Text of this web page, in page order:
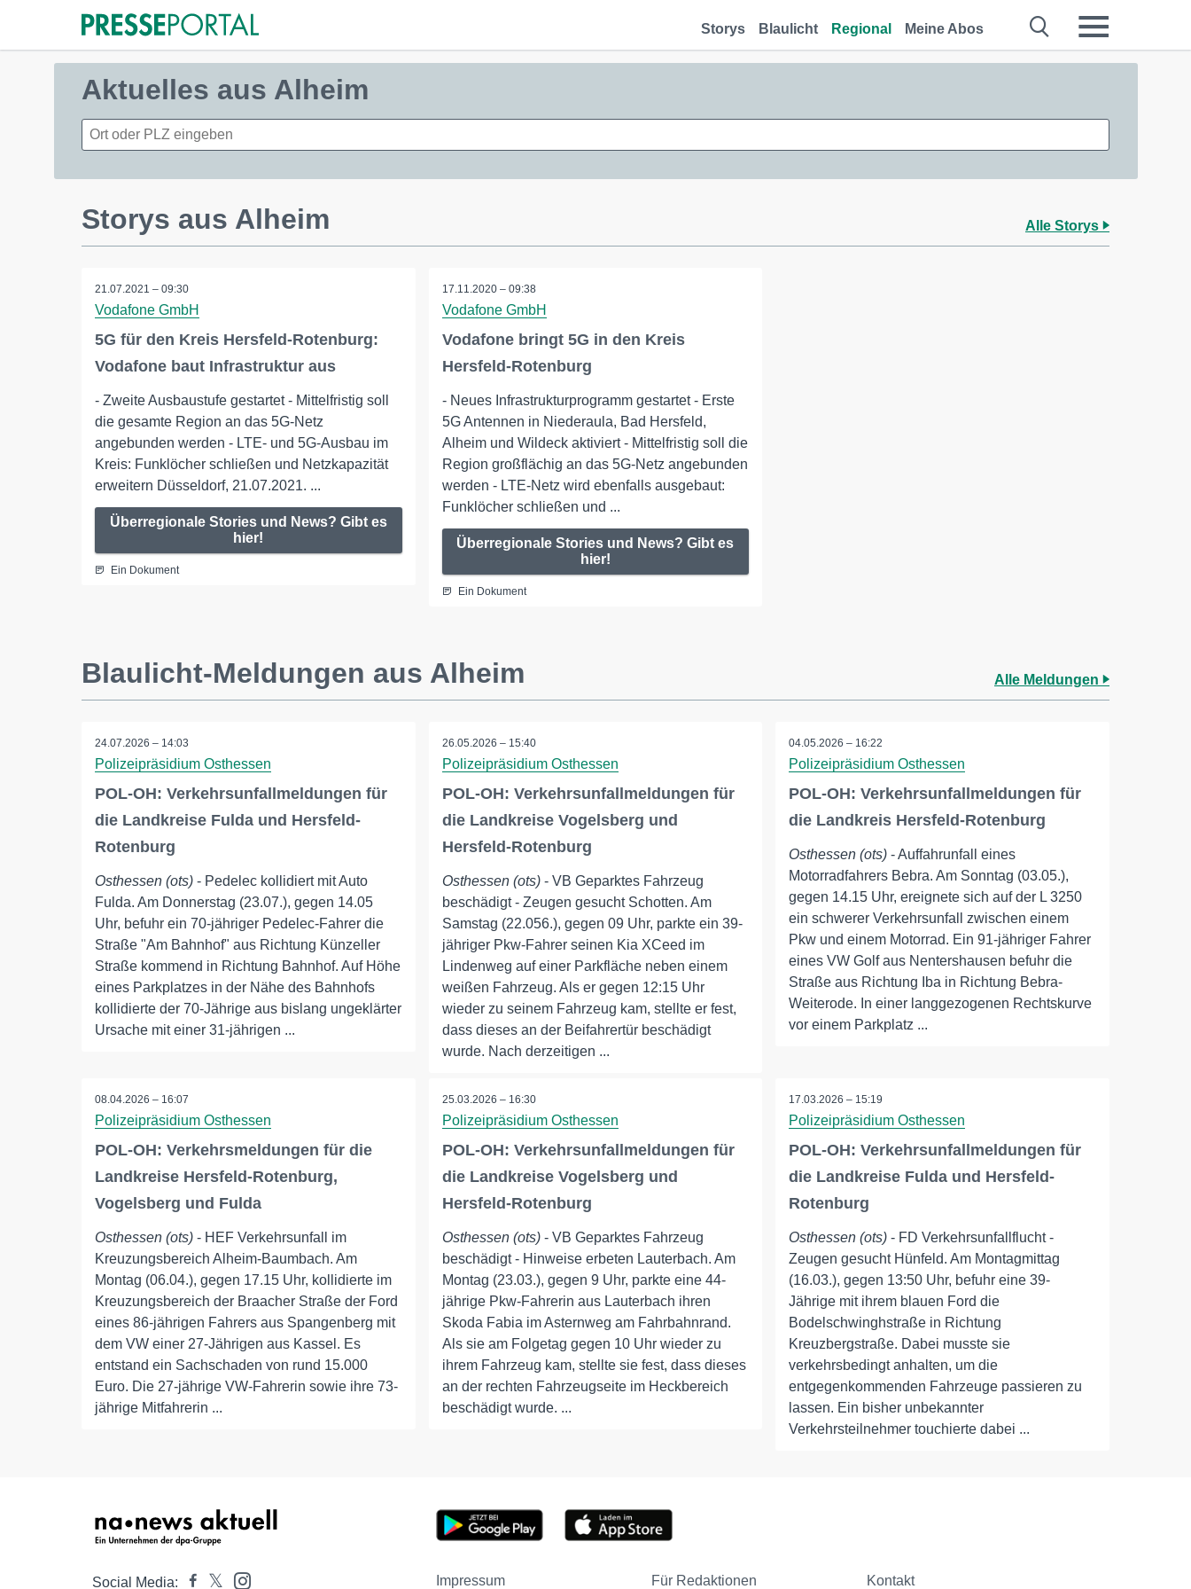
Storys Blaulicht Regional Meine Abos
Aktuelles aus Alheim
Storys aus Alheim Alle Storys
21.07.2021 – 09:30
Vodafone GmbH
5G für den Kreis Hersfeld-Rotenburg:
Vodafone baut Infrastruktur aus
- Zweite Ausbaustufe gestartet - Mittelfristig soll
die gesamte Region an das 5G-Netz
angebunden werden - LTE- und 5G-Ausbau im
Kreis: Funklöcher schließen und Netzkapazität
erweitern Düsseldorf, 21.07.2021. ...
Überregionale Stories und News? Gibt es
hier!
Ein Dokument
17.11.2020 – 09:38
Vodafone GmbH
Vodafone bringt 5G in den Kreis
Hersfeld-Rotenburg
- Neues Infrastrukturprogramm gestartet - Erste
5G Antennen in Niederaula, Bad Hersfeld,
Alheim und Wildeck aktiviert - Mittelfristig soll die
Region großflächig an das 5G-Netz angebunden
werden - LTE-Netz wird ebenfalls ausgebaut:
Funklöcher schließen und ...
Überregionale Stories und News? Gibt es
hier!
Ein Dokument
Blaulicht-Meldungen aus Alheim Alle Meldungen
24.07.2026 – 14:03
Polizeipräsidium Osthessen
POL-OH: Verkehrsunfallmeldungen für
die Landkreise Fulda und Hersfeld-
Rotenburg
Osthessen (ots) - Pedelec kollidiert mit Auto
Fulda. Am Donnerstag (23.07.), gegen 14.05
Uhr, befuhr ein 70-jähriger Pedelec-Fahrer die
Straße "Am Bahnhof" aus Richtung Künzeller
Straße kommend in Richtung Bahnhof. Auf Höhe
eines Parkplatzes in der Nähe des Bahnhofs
kollidierte der 70-Jährige aus bislang ungeklärter
Ursache mit einer 31-jährigen ...
26.05.2026 – 15:40
Polizeipräsidium Osthessen
POL-OH: Verkehrsunfallmeldungen für
die Landkreise Vogelsberg und
Hersfeld-Rotenburg
Osthessen (ots)- VB Geparktes Fahrzeug
beschädigt - Zeugen gesucht Schotten. Am
Samstag (22.056.), gegen 09 Uhr, parkte ein 39-
jähriger Pkw-Fahrer seinen Kia XCeed im
Lindenweg auf einer Parkfläche neben einem
weißen Fahrzeug. Als er gegen 12:15 Uhr
wieder zu seinem Fahrzeug kam, stellte er fest,
dass dieses an der Beifahrertür beschädigt
wurde. Nach derzeitigen ...
04.05.2026 – 16:22
Polizeipräsidium Osthessen
POL-OH: Verkehrsunfallmeldungen für
die Landkreis Hersfeld-Rotenburg
Osthessen (ots) - Auffahrunfall eines
Motorradfahrers Bebra. Am Sonntag (03.05.),
gegen 14.15 Uhr, ereignete sich auf der L 3250
ein schwerer Verkehrsunfall zwischen einem
Pkw und einem Motorrad. Ein 91-jähriger Fahrer
eines VW Golf aus Nentershausen befuhr die
Straße aus Richtung Iba in Richtung Bebra-
Weiterode. In einer langgezogenen Rechtskurve
vor einem Parkplatz ...
08.04.2026 – 16:07
Polizeipräsidium Osthessen
POL-OH: Verkehrsmeldungen für die
Landkreise Hersfeld-Rotenburg,
Vogelsberg und Fulda
Osthessen (ots) - HEF Verkehrsunfall im
Kreuzungsbereich Alheim-Baumbach. Am
Montag (06.04.), gegen 17.15 Uhr, kollidierte im
Kreuzungsbereich der Braacher Straße der Ford
eines 86-jährigen Fahrers aus Spangenberg mit
dem VW einer 27-Jährigen aus Kassel. Es
entstand ein Sachschaden von rund 15.000
Euro. Die 27-jährige VW-Fahrerin sowie ihre 73-
jährige Mitfahrerin ...
25.03.2026 – 16:30
Polizeipräsidium Osthessen
POL-OH: Verkehrsunfallmeldungen für
die Landkreise Vogelsberg und
Hersfeld-Rotenburg
Osthessen (ots)- VB Geparktes Fahrzeug
beschädigt - Hinweise erbeten Lauterbach. Am
Montag (23.03.), gegen 9 Uhr, parkte eine 44-
jährige Pkw-Fahrerin aus Lauterbach ihren
Skoda Fabia im Asternweg am Fahrbahnrand.
Als sie am Folgetag gegen 10 Uhr wieder zu
ihrem Fahrzeug kam, stellte sie fest, dass dieses
an der rechten Fahrzeugseite im Heckbereich
beschädigt wurde. ...
17.03.2026 – 15:19
Polizeipräsidium Osthessen
POL-OH: Verkehrsunfallmeldungen für
die Landkreise Fulda und Hersfeld-
Rotenburg
Osthessen (ots) - FD Verkehrsunfallflucht -
Zeugen gesucht Hünfeld. Am Montagmittag
(16.03.), gegen 13:50 Uhr, befuhr eine 39-
Jährige mit ihrem blauen Ford die
Bodelschwinghstraße in Richtung
Kreuzbergstraße. Dabei musste sie
verkehrsbedingt anhalten, um die
entgegenkommenden Fahrzeuge passieren zu
lassen. Ein bisher unbekannter
Verkehrsteilnehmer touchierte dabei ...
Social Media: Impressum Für Redaktionen Kontakt